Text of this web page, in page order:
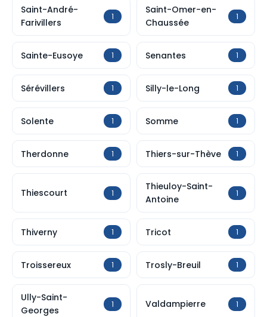
Saint-André-
Farivillers
1
Saint-Omer-en-
Chaussée
1
Sainte-Eusoye 1 Senantes 1
Sérévillers 1 Silly-le-Long 1
Solente 1 Somme 1
Therdonne 1 Thiers-sur-Thève 1
Thiescourt 1
Thieuloy-Saint-
Antoine
1
Thiverny 1 Tricot 1
Troissereux 1 Trosly-Breuil 1
Ully-Saint-
Georges
1 Valdampierre 1